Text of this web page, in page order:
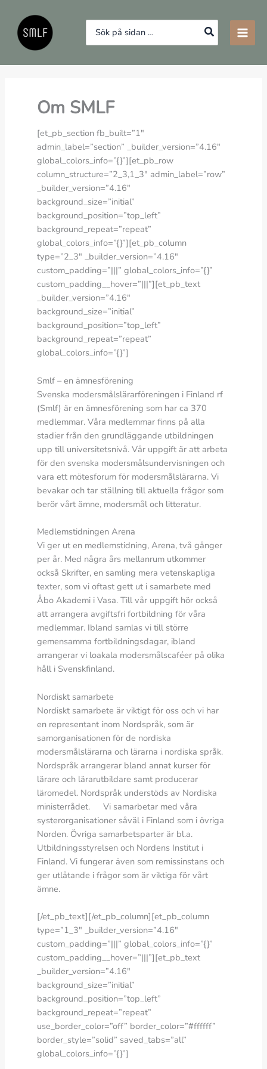
innehåll
Search
for:
Om SMLF
[et_pb_section fb_built=”1″
admin_label=”section” _builder_version=”4.16″
global_colors_info=”{}”][et_pb_row
column_structure=”2_3,1_3″ admin_label=”row”
_builder_version=”4.16″
background_size=”initial”
background_position=”top_left”
background_repeat=”repeat”
global_colors_info=”{}”][et_pb_column
type=”2_3″ _builder_version=”4.16″
custom_padding=”|||” global_colors_info=”{}”
custom_padding__hover=”|||”][et_pb_text
_builder_version=”4.16″
background_size=”initial”
background_position=”top_left”
background_repeat=”repeat”
global_colors_info=”{}”]
Smlf – en ämnesförening
Svenska modersmålslärarföreningen i Finland rf
(Smlf) är en ämnesförening som har ca 370
medlemmar. Våra medlemmar finns på alla
stadier från den grundläggande utbildningen
upp till universitetsnivå. Vår uppgift är att arbeta
för den svenska modersmålsundervisningen och
vara ett mötesforum för modersmålslärarna. Vi
bevakar och tar ställning till aktuella frågor som
berör vårt ämne, modersmål och litteratur.
Medlemstidningen Arena
Vi ger ut en medlemstidning, Arena, två gånger
per år. Med några års mellanrum utkommer
också Skrifter, en samling mera vetenskapliga
texter, som vi oftast gett ut i samarbete med
Åbo Akademi i Vasa. Till vår uppgift hör också
att arrangera avgiftsfri fortbildning för våra
medlemmar. Ibland samlas vi till större
gemensamma fortbildningsdagar, ibland
arrangerar vi loakala modersmålscaféer på olika
håll i Svenskfinland.
Nordiskt samarbete
Nordiskt samarbete är viktigt för oss och vi har
en representant inom Nordspråk, som är
samorganisationen för de nordiska
modersmålslärarna och lärarna i nordiska språk.
Nordspråk arrangerar bland annat kurser för
lärare och lärarutbildare samt producerar
läromedel. Nordspråk understöds av Nordiska
ministerrådet. Vi samarbetar med våra
systerorganisationer såväl i Finland som i övriga
Norden. Övriga samarbetsparter är bl.a.
Utbildningsstyrelsen och Nordens Institut i
Finland. Vi fungerar även som remissinstans och
ger utlåtande i frågor som är viktiga för vårt
ämne.
[/et_pb_text][/et_pb_column][et_pb_column
type=”1_3″ _builder_version=”4.16″
custom_padding=”|||” global_colors_info=”{}”
custom_padding__hover=”|||”][et_pb_text
_builder_version=”4.16″
background_size=”initial”
background_position=”top_left”
background_repeat=”repeat”
use_border_color=”off” border_color=”#ffffff”
border_style=”solid” saved_tabs=”all”
global_colors_info=”{}”]